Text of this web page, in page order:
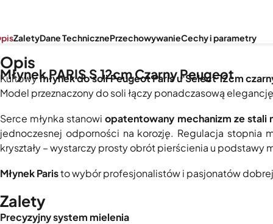
Młynek PARIS S 12cm Czarny Peugeot
ZaletyDane TechnicznePrzechowywanieCechy i parametry
Opis
Kultowymłynek do soli Peugeot Paris u'Select 12cm
Model przeznaczony do soli łączy ponadczasową
Serce młynka stanowiopatentowany mechanizm ze stali
jednoczesnej odporności na korozję. Regulacja stopnia
kryształy – wystarczy prosty obrót pierścienia u podstawy
Młynek Paristo wybór profesjonalistów i pasjonatów
Zalety
Precyzyjny system mielenia